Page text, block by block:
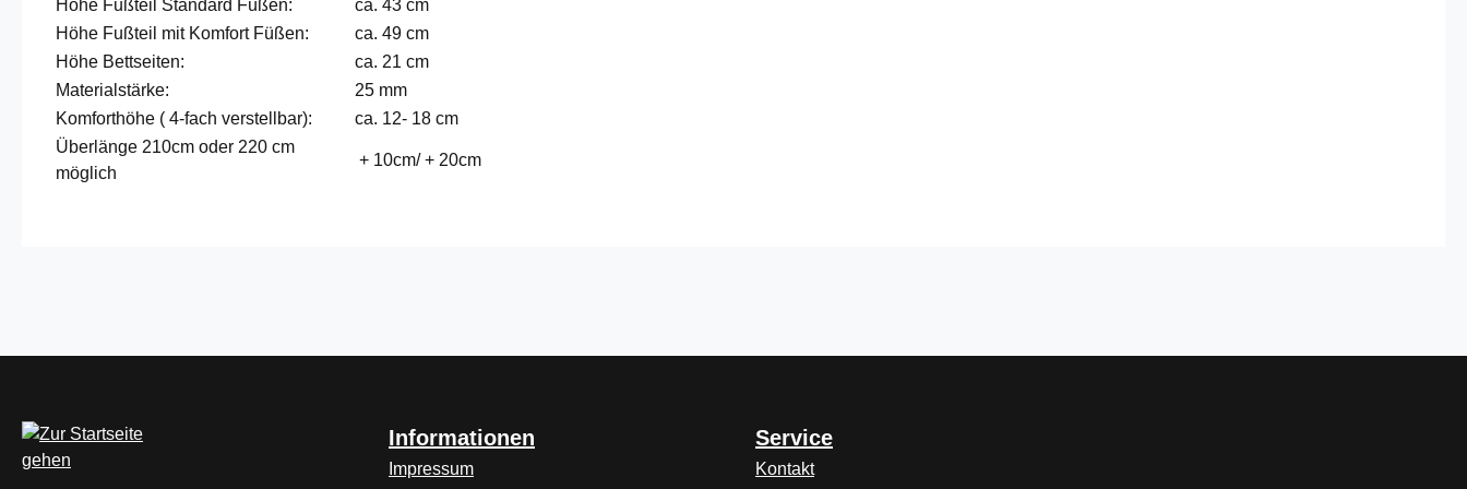
Höhe Fußteil Standard Füßen:
ca. 43 cm
Höhe Fußteil mit Komfort Füßen:
ca. 49 cm
Höhe Bettseiten:
ca. 21 cm
Materialstärke:
25 mm
Komforthöhe ( 4-fach verstellbar):
ca. 12- 18 cm
Überlänge 210cm oder 220 cm
möglich
+ 10cm/ + 20cm
Informationen
Impressum
Service
Kontakt